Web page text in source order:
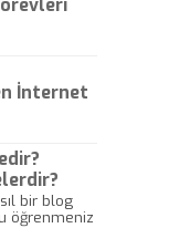
İnternet
bir blog
öğrenmeniz